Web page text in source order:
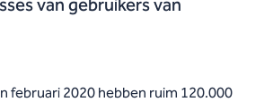
van gebruikers van
februari 2020 hebben ruim 120.000